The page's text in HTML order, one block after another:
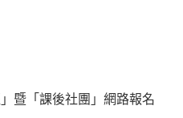
暨「課後社團」網路報名